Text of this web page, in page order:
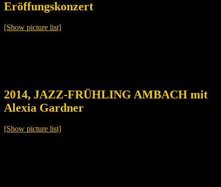
Eröffungskonzert
[Show picture list]
2014, JAZZ-FRÜHLING AMBACH mit
Alexia Gardner
[Show picture list]